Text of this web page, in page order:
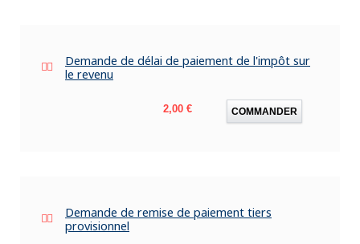
Demande de délai de paiement de l'impôt sur
le revenu
Prix
2,00 € COMMANDER
Demande de remise de paiement tiers
provisionnel